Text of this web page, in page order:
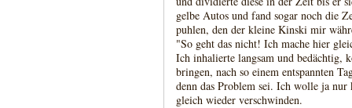
gelbe Autos und fand sogar noch die
puhlen, den der kleine Kinski mir
"So geht das nicht! Ich mache hier
Ich inhalierte langsam und bedächtig,
bringen, nach so einem entspannten
denn das Problem sei. Ich wolle ja
gleich wieder verschwinden.